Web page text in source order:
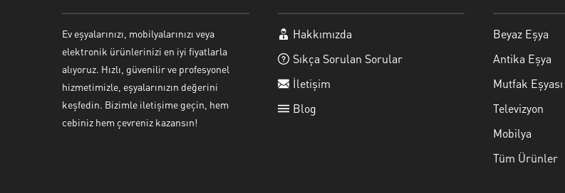
Ev eşyalarınızı, mobilyalarınızı veya
elektronik ürünlerinizi en iyi fiyatlarla
alıyoruz. Hızlı, güvenilir ve profesyonel
hizmetimizle, eşyalarınızın değerini
keşfedin. Bizimle iletişime geçin, hem
cebiniz hem çevreniz kazansın!
Hakkımızda
Sıkça Sorulan Sorular
İletişim
Blog
Beyaz Eşya
Antika Eşya
Mutfak Eşyası
Televizyon
Mobilya
Tüm Ürünler
Ayşe Yılmaz